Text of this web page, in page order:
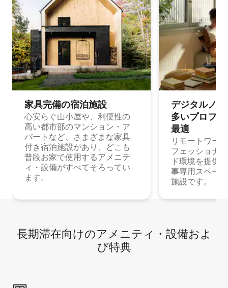
家具完備の宿⁠泊⁠施⁠設
心安らぐ山小屋や、利便性の
高い都市部のマンション・ア
パートなど、さまざまな家具
付き宿泊施設があり、どこも
普段お家で使用するアメニテ
ィ・設備がすべてそろってい
ます。
デジタルノ
多⁠いプ⁠ロ⁠フ⁠
最⁠適
リモートワー
フェッショナ
ド環境を提供
事専用スペー
施設です。
長期滞在向け⁠のア⁠メ⁠ニ⁠テ⁠ィ⁠・設⁠備⁠およ
び特⁠典